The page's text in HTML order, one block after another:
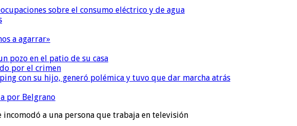
sobre el consumo eléctrico y de agua
a agarrar»
pozo en el patio de su casa
por el crimen
con su hijo, generó polémica y tuvo que dar marcha atrás
por Belgrano
a una persona que trabaja en televisión